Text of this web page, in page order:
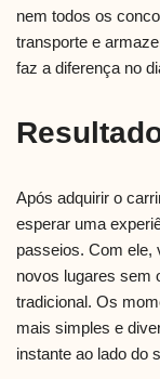
nem todos os
transporte e
faz a diferença no
Após adquirir o
esperar uma
passeios. Com ele,
novos lugares sem
tradicional. Os
mais simples e
instante ao lado do